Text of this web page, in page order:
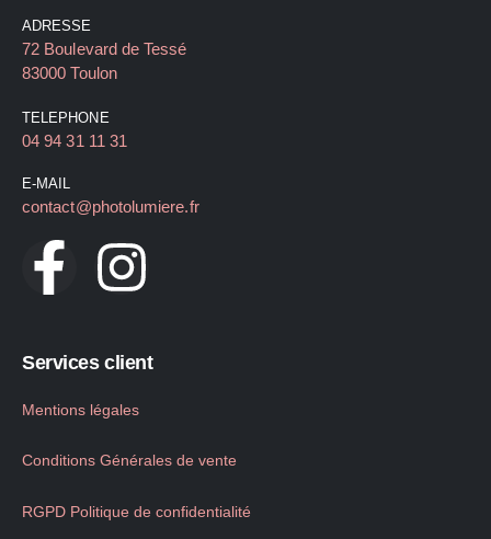
ADRESSE
72 Boulevard de Tessé
83000 Toulon
TELEPHONE
04 94 31 11 31
E-MAIL
contact@photolumiere.fr
Services client
Mentions légales
Conditions Générales de vente
RGPD Politique de confidentialité